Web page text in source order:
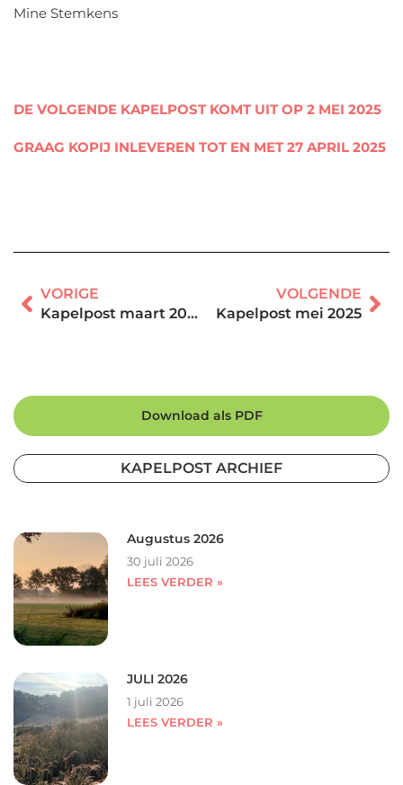
Mine Stemkens
DE VOLGENDE KAPELPOST KOMT UIT OP 2 MEI 2025
GRAAG KOPIJ INLEVEREN TOT EN MET 27 APRIL 2025
VORIGE
Kapelpost maart 2025
VOLGENDE
Kapelpost mei 2025
Download als PDF
KAPELPOST ARCHIEF
Augustus 2026
30 juli 2026
LEES VERDER »
JULI 2026
1 juli 2026
LEES VERDER »